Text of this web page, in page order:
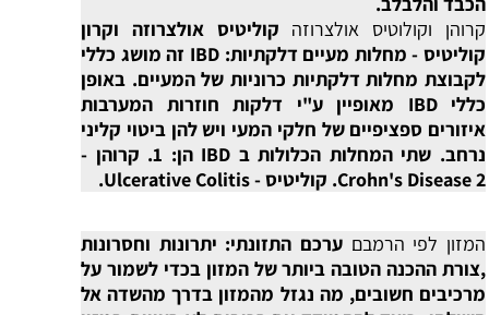
קרוהן וקולוטיס אולצרוזה קוליטיס אולצרוזה וקרון
קוליטיס - מחלות מעיים דלקתיות: IBD זה מושג כללי
לקבוצת מחלות דלקתיות כרוניות של המעיים. באופן
כללי IBD מאופיין ע"י דלקות חוזרות המערבות
איזורים ספציפיים של חלקי המעי ויש להן ביטוי קליני
נרחב. שתי המחלות הכלולות ב IBD הן: 1. קרוהן -
Crohn's Disease 2. קוליטיס - Ulcerative Colitis.
המזון לפי הרמבם ערכם התזונתי: יתרונות וחסרונות
,צורת ההכנה הטובה ביותר של המזון בכדי לשמור על
מרכיבים חשובים, מה נגזל מהמזון בדרך מהשדה אל